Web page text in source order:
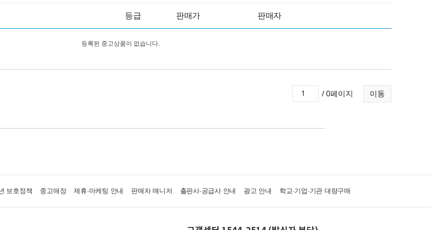
등급 판매가 판매자
등록된 중고상품이 없습니다.
이동
/ 0페이지
보호정책 중고매장 제휴·마케팅 안내 판매자 매니저 출판사·공급사 안내 광고 안내 학교·기업·기관 대량구매